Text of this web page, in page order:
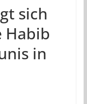
sich
Habib
in